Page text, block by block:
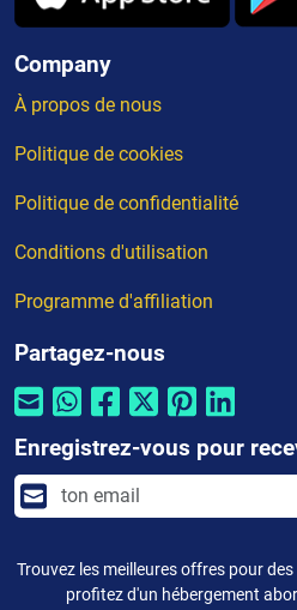
Company
À propos de nous
Politique de cookies
Politique de confidentialité
Conditions d'utilisation
Programme d'affiliation
Partagez-nous
Enregistrez-vous pour
Trouvez les meilleures offres pour
profitez d'un hébergement